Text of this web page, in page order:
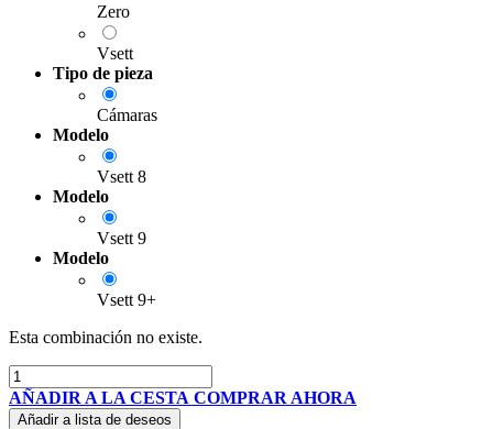
Zero
Vsett
Tipo de pieza
Cámaras
Modelo
Vsett 8
Modelo
Vsett 9
Modelo
Vsett 9+
Esta combinación no existe.
AÑADIR A LA CESTA COMPRAR AHORA
Añadir a lista de deseos